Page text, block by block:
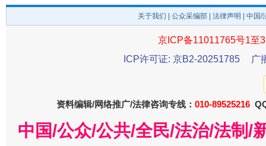
东山县通报“牛蛙产品抗生素超标问题” 法
关于我们 公众采编部 法律声明 | 中国
京ICP备11011765号1至
ICP许可证: 京B2-20251785
广
资料编辑/网络推广/法律咨询专线： 010-89525216
中国/公众/公共/全民/法治/法制/